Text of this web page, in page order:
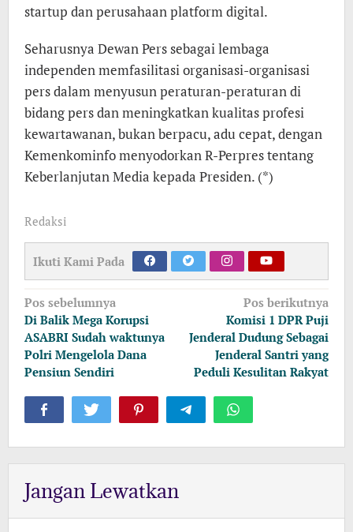
startup dan perusahaan platform digital.
Seharusnya Dewan Pers sebagai lembaga
independen memfasilitasi organisasi-organisasi
pers dalam menyusun peraturan-peraturan di
bidang pers dan meningkatkan kualitas profesi
kewartawanan, bukan berpacu, adu cepat, dengan
Kemenkominfo menyodorkan R-Perpres tentang
Keberlanjutan Media kepada Presiden. (*)
Redaksi
Ikuti Kami Pada
Navigasi
pos
Pos sebelumnya
Di Balik Mega Korupsi
ASABRI Sudah waktunya
Polri Mengelola Dana
Pensiun Sendiri
Pos berikutnya
Komisi 1 DPR Puji
Jenderal Dudung Sebagai
Jenderal Santri yang
Peduli Kesulitan Rakyat
Jangan Lewatkan